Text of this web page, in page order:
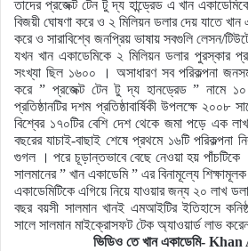
তাদের প্রজেক্ট টেন টু দ্য হান্ড্রেড এ খান
বিজয়ী ঘোষণা করে ও ২ মিলিয়ন ডলার দেয় যাতে
করে ও সারাবিশ্বে জনপ্রিয় ভাষায় সবগুলি লেসন/
যখন খান একাডেমিকে ২ মিলিয়ন ডলার পুরস্কার
সংখ্যা ছিল ১৬০০ । অসাধারণ সব পরিকল্পনা
করে ” প্রজেক্ট টেন টু দ্য হানড্রেড ” নামে ১০
প্রতিষ্ঠানটির দশম প্রতিষ্ঠাবার্ষিকী উপলক্ষে
বিশ্বের ১৭০টির বেশি দেশ থেকে জমা পড়ে এক
বছরের যাচাই-বাছাই শেষে প্রথমে ১৬টি পরিকল্পনা
গুগল । পরে চূড়ান্তভাবে বেছে নেওয়া হয় পাঁচটিকে ।
সালমানের ” খান একাডেমি ” এর বিনামূল্যে
একাডেমিটিকে এগিয়ে নিয়ে যাওয়ার জন্য ২০ লাখ
বছর বয়সী সালমান খানই এমআইটির ইতিহাসে
সালে সালমান মাইক্রোসফট টেক অ্যাওয়ার্ড লাভ
ভিডিও তে খান একাডেমি-